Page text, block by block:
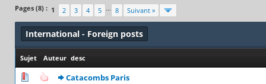
Pages (8) : 1 2 3 4 5 … 8 Suivant »
International - Foreign posts
Sujet Auteur desc
Catacombs Paris
0 Votes - 0 sur 5 en moyenne
1234